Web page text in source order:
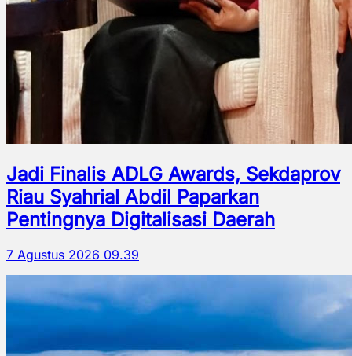
Jadi Finalis ADLG Awards, Sekdaprov
Riau Syahrial Abdil Paparkan
Pentingnya Digitalisasi Daerah
7 Agustus 2026 09.39